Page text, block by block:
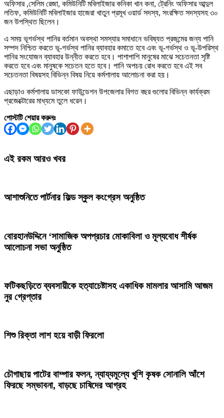
অফিসার ,সেলিম রেজা, কমিউনিটি মবিলাইজার কনিকা খান কনা, ট্রেনিং অফিসার আব্দুল
লতিফ, কমিউনিটি মবিলাইজার হাজেরা খাতুন প্রমূখ ওয়ার্ড সদস্য, সংরক্ষিত সদস্যসহ ৩০
জন উপস্থিত ছিলেন।
এ সময় ভূগর্ভস্থ পানির বর্তমান অবস্থা সমস্যার সমাধানে ভবিষ্যত প্রজন্মের জন্য পানি
সম্পদ নিশ্চিত করতে ভূ-গর্ভস্থ পানির ব্যাবহার কমাতে হবে এবং ভূ-গর্ভস্থ ও ভূ-উপরিস্থ
পানির সংযোজন ব্যাবহার উন্নীত করতে হবে। পাশাপাশি মানুষের মাঝে সচেতনতা সৃষ্টি
করতে হবে এবং মানুষকে সচেতন হতে হবে। পানি অপচয় রোধ করতে হবে এই সব
সচেতনতা বিষয়সহ বিভিন্ন বিষয় নিয়ে কর্মশালায় আলোচনা করা হয়।
এছাড়াও কর্মশালায় ডাসকো ফাউন্ডেশন উপজেলার বিগত বছর গুলোর বিভিন্ন কার্যক্রম
প্রজেক্টোরের মাধ্যমে তুলে ধরেন।
পোস্টটি শেয়ার করুনঃ
এই রকম আরও খবর
আশাশুনিতে পার্টনার ফিল্ড স্কুল কংগ্রেস অনুষ্ঠিত
‎বোরহানউদ্দিনে ‘সামাজিক অপপ্রচার মোকাবিলা ও মূল্যবোধ শীর্ষক
আলোচনা সভা অনুষ্ঠিত
ফটিকছড়িতে ব্যবসায়ীকে হত্যাচেষ্টাসহ একাধিক মামলার আসামি আজম
নুর গ্রেপ্তার
শিশু রিক্তা লাশ হয়ে বাড়ী ফিরলো
চৌগাছায় পাটের বাম্পার ফলন, ন্যায্যমূল্যে খুশি কৃষক সোনালি আঁশে
ফিরছে সম্ভাবনা, বাড়ছে চাষিদের আগ্রহ